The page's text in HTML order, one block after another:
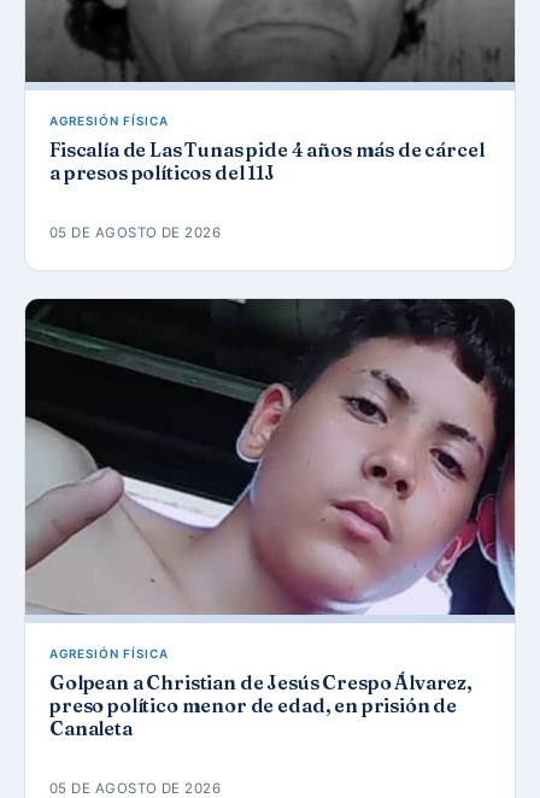
AGRESIÓN FÍSICA
Fiscalía de Las Tunas pide 4 años más de cárcel
a presos políticos del 11J
05 DE AGOSTO DE 2026
AGRESIÓN FÍSICA
Golpean a Christian de Jesús Crespo Álvarez,
preso político menor de edad, en prisión de
Canaleta
05 DE AGOSTO DE 2026